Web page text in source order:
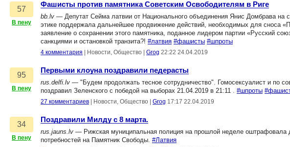
57
В пену
Фашисты против памятника Советским Освободителям в Риге
bb.lv — Депутат Сейма латвии от Национального объединения Янис Домбрава на
этике поддержала дальнейшее продвижение действий, необходимых для сноса
заявление о сохранении этого памятника, поданное лидером партии «Русский
санкциями и остановкой транзита?! #латвия #фашисты #шпроты
4 комментария Новости, Общество Grog 22:22 24.04.2019
95
В пену
Первыми клоуна поздравили педерасты
rus.delfi.lv — "Будем продолжать тесное сотрудничество". Гомосексуалист и по
поздравил Зеленского с победой на выборах 21.04.2019 в 21:11 . #шпроты
27 комментариев Новости, Общество Grog 17:17 22.04.2019
34
В пену
Поздравили Милду с 8 марта.
rus.jauns.lv — Рижская муниципальная полиция на прошлой неделе оштрафовала
потребностей на Памятник Свободы. #Латвия